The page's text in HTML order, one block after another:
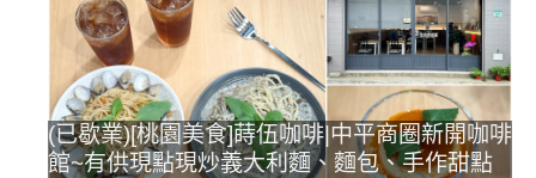
(已歇業)[桃園美食]蒔伍咖啡|中平商圈新開咖啡
館~有供現點現炒義大利麵、麵包、手作甜點